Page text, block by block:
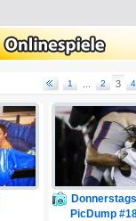
1 2 3 4
PicDump